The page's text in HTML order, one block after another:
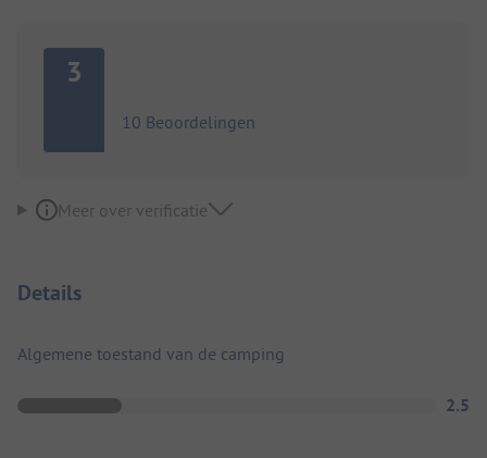
3
10 Beoordelingen
Meer over verificatie
Details
Algemene toestand van de camping
2.5